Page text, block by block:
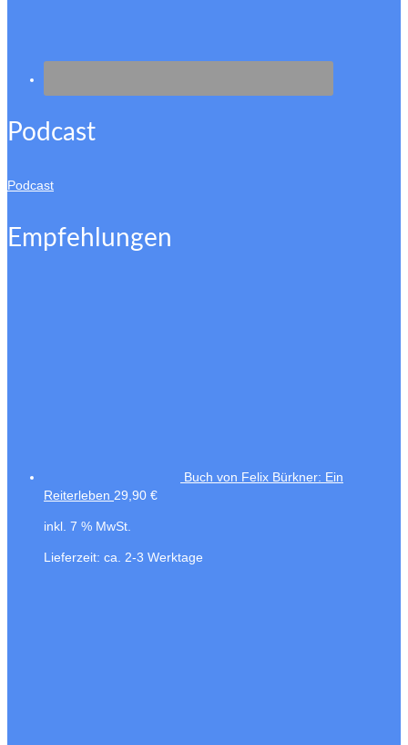
Podcast
Podcast
Empfehlungen
Buch von Felix Bürkner: Ein
Reiterleben 29,90 €
inkl. 7 % MwSt.
Lieferzeit: ca. 2-3 Werktage